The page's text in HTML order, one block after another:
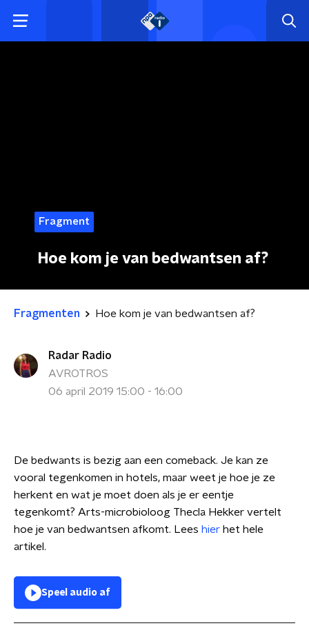
Fragment
Hoe kom je van bedwantsen af?
Fragmenten Hoe kom je van bedwantsen af?
Radar Radio
AVROTROS
06 april 2019 15:00 - 16:00
De bedwants is bezig aan een comeback. Je kan ze
vooral tegenkomen in hotels, maar weet je hoe je ze
herkent en wat je moet doen als je er eentje
tegenkomt? Arts-microbioloog Thecla Hekker vertelt
hoe je van bedwantsen afkomt. Lees hier het hele
artikel.
Speel audio af